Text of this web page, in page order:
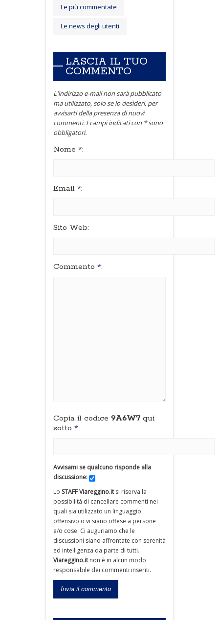
Le più commentate
Le news degli utenti
LASCIA IL TUO
COMMENTO
L'indirizzo e-mail non sarà pubblicato
ma utilizzato, solo se lo desideri, per
avvisarti della presenza di nuovi
commenti. I campi indicati con * sono
obbligatori.
Nome *:
Email *:
Sito Web:
Commento *:
Copia il codice 9A6W7 qui
sotto *:
Avvisami se qualcuno risponde alla
discussione:
Lo STAFF Viareggino.itsi riserva la
possibilità di cancellare commenti nei
quali sia utilizzato un linguaggio
offensivo o vi siano offese a persone
e/o cose. Ci auguriamo che le
discussioni siano affrontate con serenità
ed intelligenza da parte di tutti.
Viareggino.itnon è in alcun modo
responsabile dei commenti inseriti.